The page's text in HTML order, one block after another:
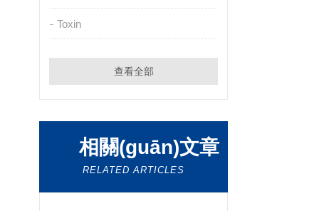
Toxin
查看全部
相關(guān)文章
RELATED ARTICLES